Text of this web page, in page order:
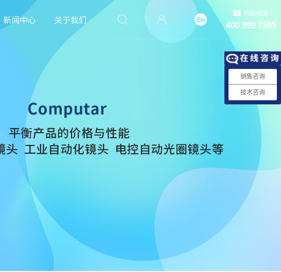
新闻中心 关于我们
热线电话
400 999 7595
销售咨询
技术咨询